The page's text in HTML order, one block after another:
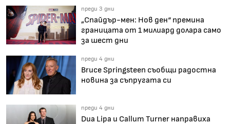
преди 3 дни
„Спайдър-мен: Нов ден“ премина
границата от 1 милиард долара само
за шест дни
преди 4 дни
Bruce Springsteen съобщи радостна
новина за съпругата си
преди 4 дни
Dua Lipa и Callum Turner направиха